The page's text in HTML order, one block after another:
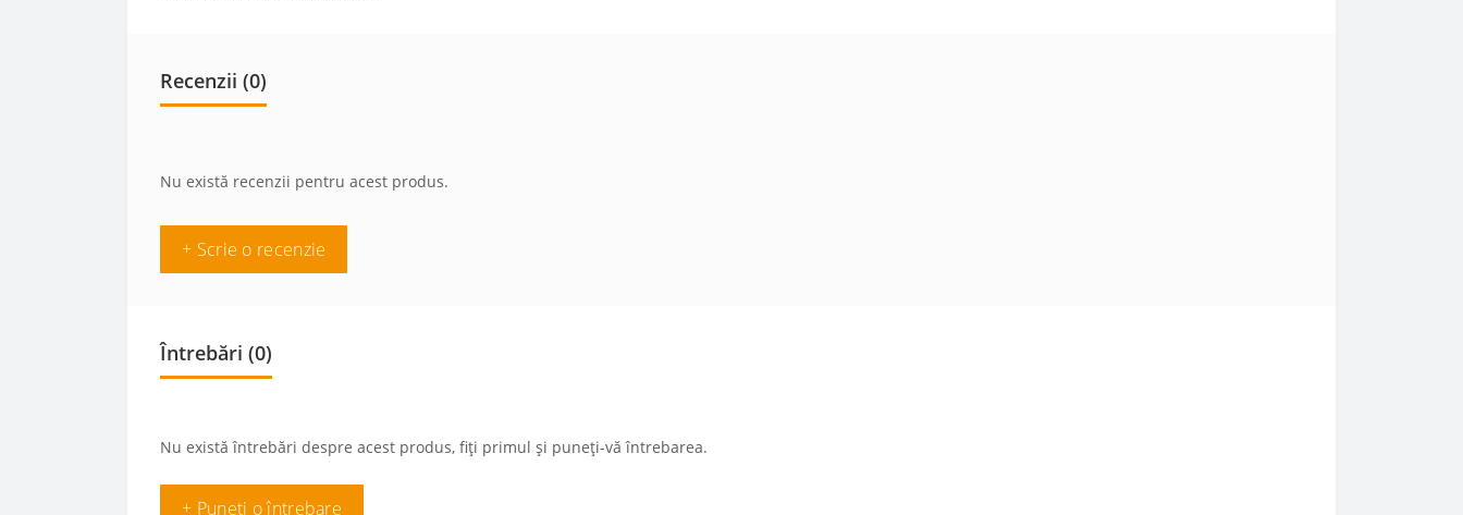
Recenzii (0)
Nu există recenzii pentru acest produs.
+ Scrie o recenzie
Întrebări (0)
Nu există întrebări despre acest produs, fiți primul și puneți-vă întrebarea.
+ Puneți o întrebare